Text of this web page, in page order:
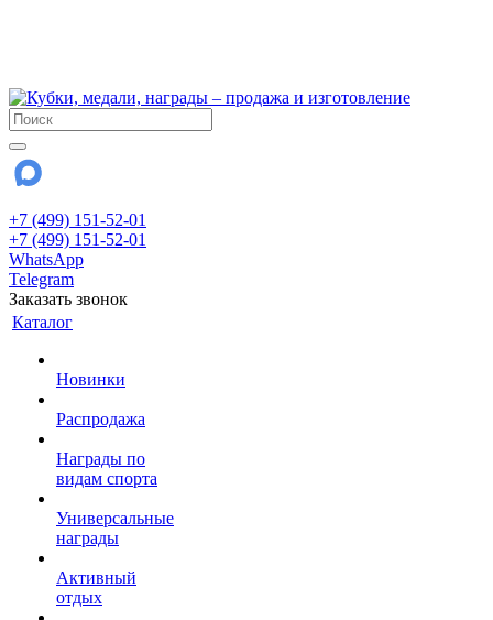
+7 (499) 151-52-01
+7 (499) 151-52-01
WhatsApp
Telegram
Заказать звонок
Каталог
Новинки
Распродажа
Награды по
видам спорта
Универсальные
награды
Активный
отдых